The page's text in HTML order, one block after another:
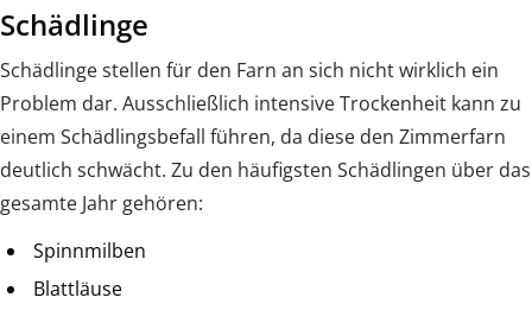
Schädlinge
Schädlinge stellen für den Farn an sich nicht wirklich ein
Problem dar. Ausschließlich intensive Trockenheit kann zu
einem Schädlingsbefall führen, da diese den Zimmerfarn
deutlich schwächt. Zu den häufigsten Schädlingen über das
gesamte Jahr gehören:
Spinnmilben
Blattläuse